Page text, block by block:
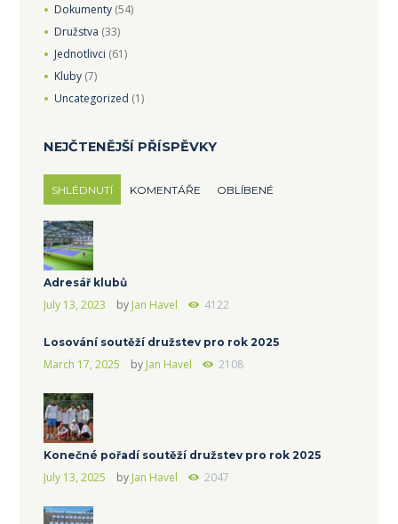
Dokumenty(54)
Družstva (33)
Jednotlivci (61)
Kluby(7)
Uncategorized (1)
NEJČTENĚJŠÍ PŘÍSPĚVKY
SHLÉDNUTÍ KOMENTÁŘE OBLÍBENÉ
Adresář klubů
July 13, 2023 by Jan Havel 4122
Losování soutěží družstev pro rok 2025
March 17, 2025 by Jan Havel 2108
Konečné pořadí soutěží družstev pro rok 2025
July 13, 2025 by Jan Havel 2047